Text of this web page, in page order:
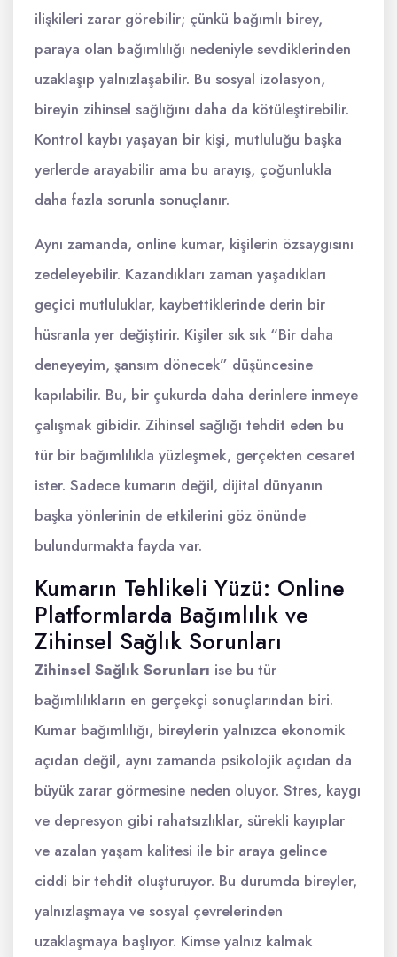
ilişkileri zarar görebilir; çünkü bağımlı birey,
paraya olan bağımlılığı nedeniyle sevdiklerinden
uzaklaşıp yalnızlaşabilir. Bu sosyal izolasyon,
bireyin zihinsel sağlığını daha da kötüleştirebilir.
Kontrol kaybı yaşayan bir kişi, mutluluğu başka
yerlerde arayabilir ama bu arayış, çoğunlukla
daha fazla sorunla sonuçlanır.
Aynı zamanda, online kumar, kişilerin özsaygısını
zedeleyebilir. Kazandıkları zaman yaşadıkları
geçici mutluluklar, kaybettiklerinde derin bir
hüsranla yer değiştirir. Kişiler sık sık “Bir daha
deneyeyim, şansım dönecek” düşüncesine
kapılabilir. Bu, bir çukurda daha derinlere inmeye
çalışmak gibidir. Zihinsel sağlığı tehdit eden bu
tür bir bağımlılıkla yüzleşmek, gerçekten cesaret
ister. Sadece kumarın değil, dijital dünyanın
başka yönlerinin de etkilerini göz önünde
bulundurmakta fayda var.
Kumarın Tehlikeli Yüzü: Online
Platformlarda Bağımlılık ve
Zihinsel Sağlık Sorunları
Zihinsel Sağlık Sorunları ise bu tür
bağımlılıkların en gerçekçi sonuçlarından biri.
Kumar bağımlılığı, bireylerin yalnızca ekonomik
açıdan değil, aynı zamanda psikolojik açıdan da
büyük zarar görmesine neden oluyor. Stres, kaygı
ve depresyon gibi rahatsızlıklar, sürekli kayıplar
ve azalan yaşam kalitesi ile bir araya gelince
ciddi bir tehdit oluşturuyor. Bu durumda bireyler,
yalnızlaşmaya ve sosyal çevrelerinden
uzaklaşmaya başlıyor. Kimse yalnız kalmak